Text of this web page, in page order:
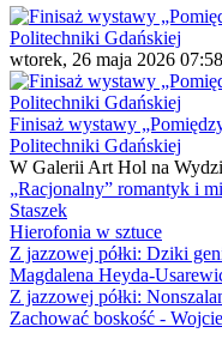
wtorek, 26 maja 2026 07:58
Finisaż wystawy
Politechniki Gdańskiej
W Galerii Art Hol na
„Racjonalny” romantyk i
Staszek
Hierofonia w sztuce
Z jazzowej półki: Dziki
Magdalena Heyda-
Z jazzowej półki:
Zachować boskość -